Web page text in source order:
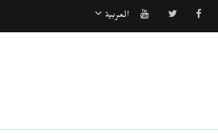
العربية